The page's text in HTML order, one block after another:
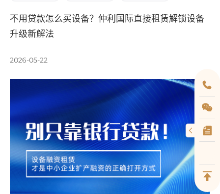
不用贷款怎么买设备？仲利国际直接租赁解锁设备
升级新解法
2026-05-22